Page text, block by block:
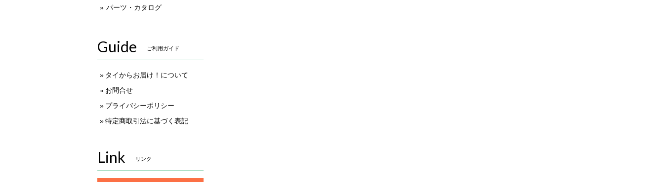
パーツ・カタログ
Guide ご利用ガイド
タイからお届け！について
お問合せ
プライバシーポリシー
特定商取引法に基づく表記
Link リンク